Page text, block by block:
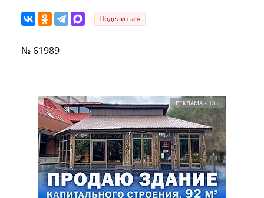
Поделиться
№ 61989
РЕКЛАМА • 18+